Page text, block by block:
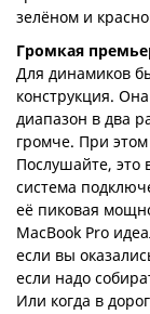
зелёном и
Громкая
Для динамиков
конструкция.
диапазон в два
громче. При
Послушайте, это
система
её пиковая
MacBook Pro
если вы
если надо
Или когда в